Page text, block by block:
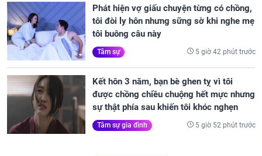
Phát hiện vợ giấu chuyện từng có chồng,
tôi đòi ly hôn nhưng sững sờ khi nghe mẹ
tôi buông câu này
Tâm sự 5 giờ 42 phút trước
Kết hôn 3 năm, bạn bè ghen tỵ vì tôi
được chồng chiều chuộng hết mực nhưng
sự thật phía sau khiến tôi khóc nghẹn
Tâm sự gia đình 5 giờ 52 phút trước